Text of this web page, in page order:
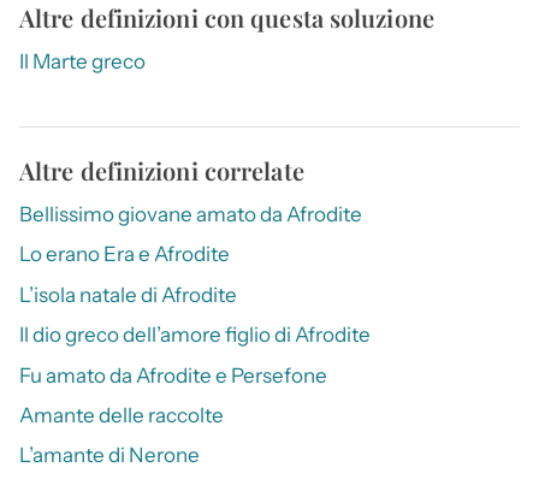
Altre definizioni con questa soluzione
Il Marte greco
Altre definizioni correlate
Bellissimo giovane amato da Afrodite
Lo erano Era e Afrodite
L’isola natale di Afrodite
Il dio greco dell’amore figlio di Afrodite
Fu amato da Afrodite e Persefone
Amante delle raccolte
L’amante di Nerone